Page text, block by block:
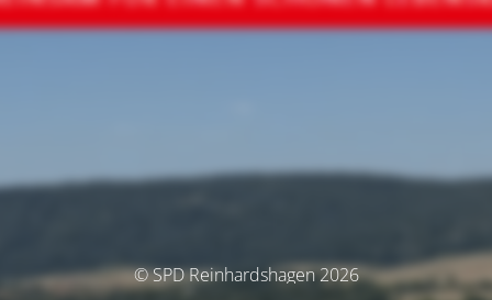
© SPD Reinhardshagen 2026